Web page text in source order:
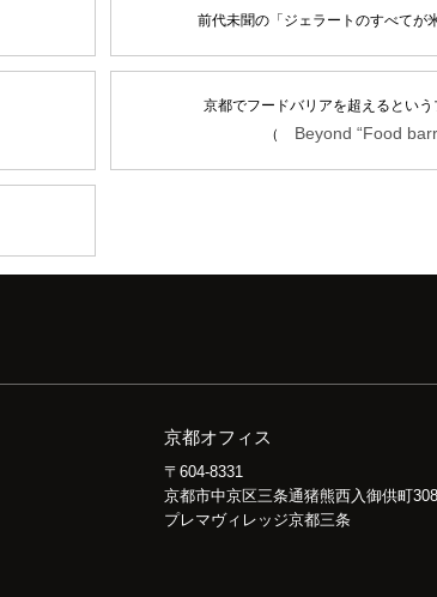
前代未聞の「ジェラートのすべてが
京都でフードバリアを超えるとい
（
Beyond “Food
京都オフィス
〒604-8331
京都市中京区三条通猪熊西入御供町
プレマヴィレッジ京都三条